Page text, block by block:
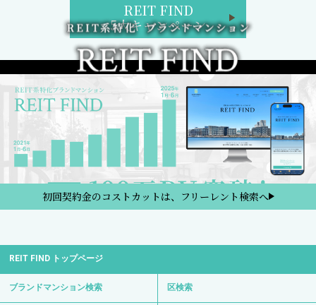
REIT FIND
5大キャンペーン
初回契約金のコストカットは、フリーレント検索へ
REIT FIND トップページ
ブランドマンション検索 区検索